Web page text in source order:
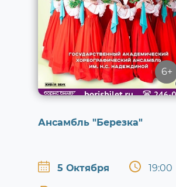
6+
Ансамбль "Березка"
5 Октября 19:00